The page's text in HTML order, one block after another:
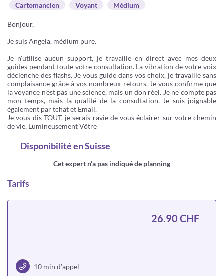
Cartomancien Voyant Médium
Bonjour,
Je suis Angela, médium pure.
Je n'utilise aucun support, je travaille en direct avec mes deux
guides pendant toute votre consultation. La vibration de votre voix
déclenche des flashs. Je vous guide dans vos choix, je travaille sans
complaisance grâce à vos nombreux retours. Je vous confirme que
la voyance n'est pas une science, mais un don réel. Je ne compte pas
mon temps, mais la qualité de la consultation. Je suis joignable
également par tchat et Email.
Je vous dis TOUT, je serais ravie de vous éclairer sur votre chemin
de vie. Lumineusement Vôtre
Disponibilitéen Suisse
Cet expert n'a pas indiqué de planning
Tarifs
10 min d’appel
26.90 CHF